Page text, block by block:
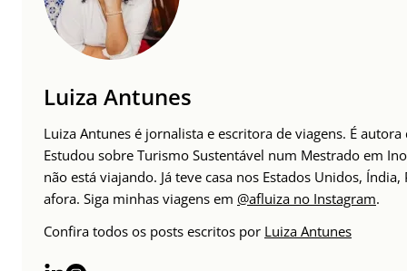
Luiza Antunes
Luiza Antunes é jornalista e escritora de viagens. É
Estudou sobre Turismo Sustentável num Mestrado em
não está viajando. Já teve casa nos Estados Unidos,
afora. Siga minhas viagens em @afluiza no Instagram.
Confira todos os posts escritos por Luiza Antunes